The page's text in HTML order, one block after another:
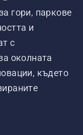
гори, паркове
и
с
околната
където